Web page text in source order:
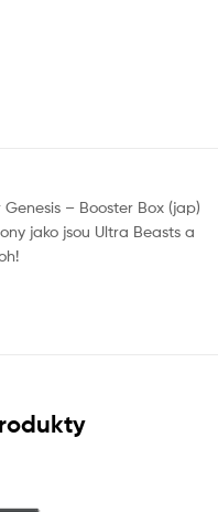
– Booster Box (jap)
jako jsou Ultra Beasts a